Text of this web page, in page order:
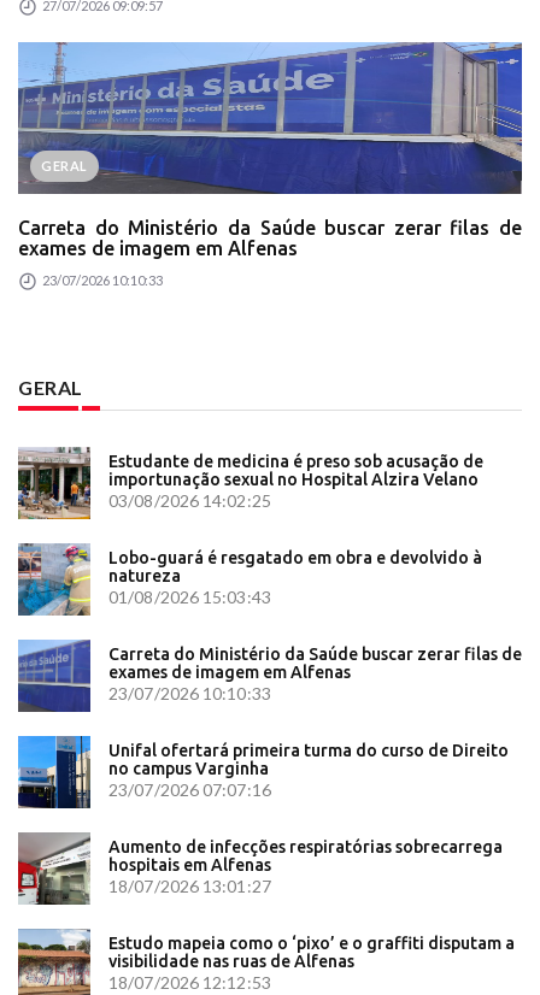
27/07/2026 09:09:57
GERAL
Carreta do Ministério da Saúde buscar zerar filas de
exames de imagem em Alfenas
23/07/2026 10:10:33
GERAL
Estudante de medicina é preso sob acusação de
importunação sexual no Hospital Alzira Velano
03/08/2026 14:02:25
Lobo-guará é resgatado em obra e devolvido à
natureza
01/08/2026 15:03:43
Carreta do Ministério da Saúde buscar zerar filas de
exames de imagem em Alfenas
23/07/2026 10:10:33
Unifal ofertará primeira turma do curso de Direito
no campus Varginha
23/07/2026 07:07:16
Aumento de infecções respiratórias sobrecarrega
hospitais em Alfenas
18/07/2026 13:01:27
Estudo mapeia como o ‘pixo’ e o graffiti disputam a
visibilidade nas ruas de Alfenas
18/07/2026 12:12:53